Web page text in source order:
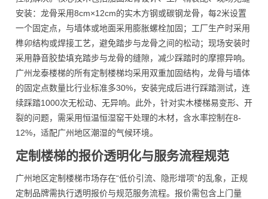
安装：龙骨采用8cm×12cm的实木方钢或碳钢龙骨，每2米设置
一个固定点，与墙体或地面采用膨胀螺栓加固；工厂生产时采用
榫卯结构或焊接工艺，避免踏步与龙骨之间的松动；现场安装时
采用静音胶垫填充踏步与龙骨的缝隙，减少踩踏时的摩擦异响。
广州龙泰楼梯的所有定制楼梯均采用双重加固结构，龙骨与墙体
的固定点数量比行业标准多30%，安装完成后进行踩踏测试，连
续踩踏1000次无松动、无异响。此外，针对实木楼梯易变形、开
裂的问题，需采用恒温恒湿窑干处理的木材，含水率控制在8-
12%，适配广州地区潮湿的气候环境。
定制楼梯的报价透明化与服务流程规范
广州地区定制楼梯市场存在“低价引流、隐形增项”的乱象，正规
定制品牌需执行透明报价与规范服务流程。报价需包含上门量